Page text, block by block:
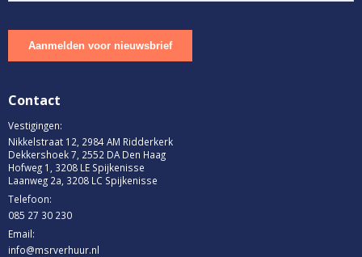
Contact
Vestigingen:
Nikkelstraat 12, 2984 AM Ridderkerk
Dekkershoek 7, 2552 DA Den Haag
Hofweg 1, 3208 LE Spijkenisse
Laanweg 2a, 3208 LC Spijkenisse
Telefoon:
085 27 30 230
Email:
info@msrverhuur.nl